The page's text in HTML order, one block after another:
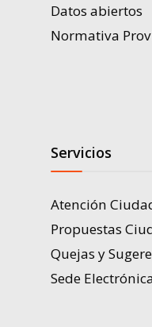
Datos abiertos
Normativa
Servicios
Atención
Propuestas
Quejas y
Sede